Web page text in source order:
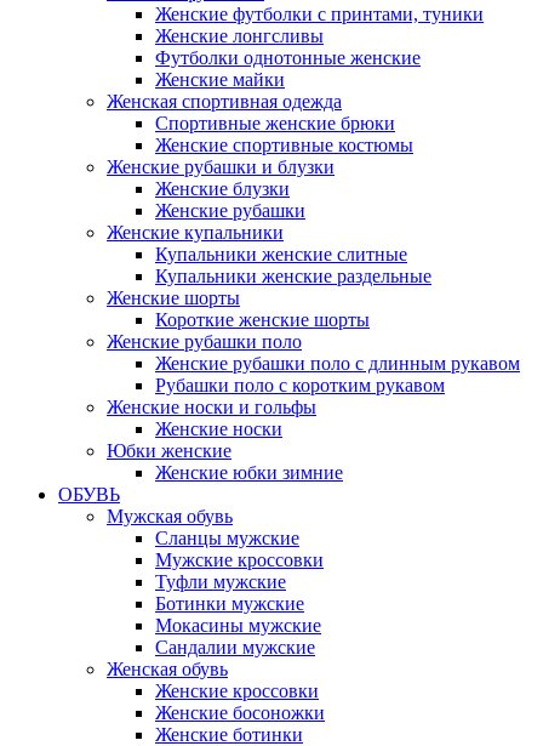
Женские футболки с принтами, туники
Женские лонгсливы
Футболки однотонные женские
Женские майки
Женская спортивная одежда
Спортивные женские брюки
Женские спортивные костюмы
Женские рубашки и блузки
Женские блузки
Женские рубашки
Женские купальники
Купальники женские слитные
Купальники женские раздельные
Женские шорты
Короткие женские шорты
Женские рубашки поло
Женские рубашки поло с длинным рукавом
Рубашки поло с коротким рукавом
Женские носки и гольфы
Женские носки
Юбки женские
Женские юбки зимние
ОБУВЬ
Мужская обувь
Сланцы мужские
Мужские кроссовки
Туфли мужские
Ботинки мужские
Мокасины мужские
Сандалии мужские
Женская обувь
Женские кроссовки
Женские босоножки
Женские ботинки